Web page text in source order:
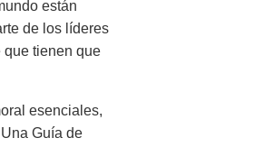
están
de los líderes
que tienen que
esenciales,
Guía de